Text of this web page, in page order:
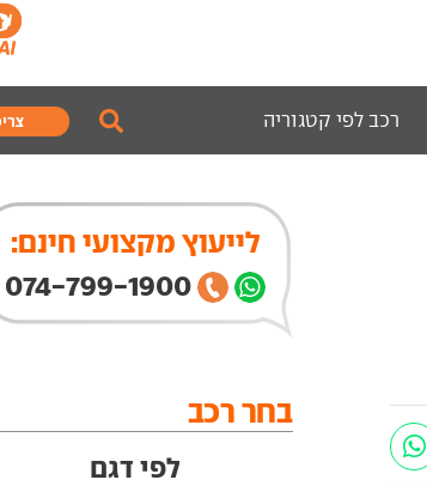
רכב לפי קטגוריה
לייעוץ מקצועי חינם:
074-799-1900
בחר רכב
לפי דגם